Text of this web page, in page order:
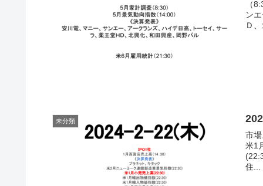
（
ン
Ｄ
未分類
市
米1
住...